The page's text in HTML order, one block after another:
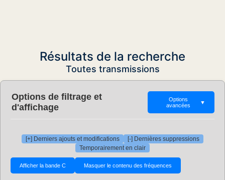
Résultats de la recherche
Toutes transmissions
Options de filtrage et
d'affichage
Options
avancées
▼
[+] Derniers ajouts et modifications
[-] Dernières suppressions
Temporairement en clair